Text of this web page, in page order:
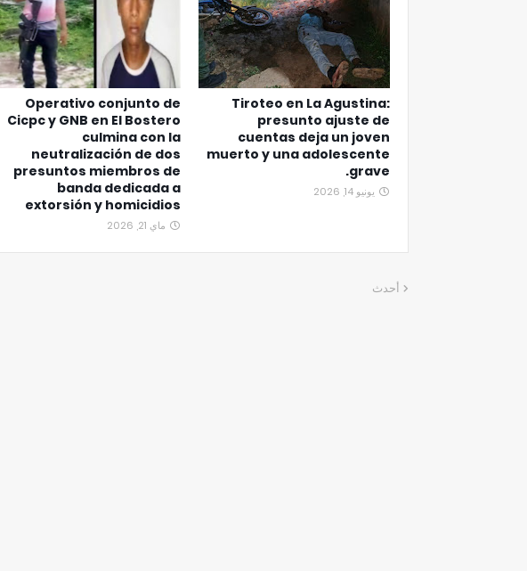
Tiroteo en La Agustina:
presunto ajuste de
cuentas deja un joven
muerto y una adolescente
grave.
يونيو 14, 2026
Operativo conjunto de
Cicpc y GNB en El Bostero
culmina con la
neutralización de dos
presuntos miembros de
banda dedicada a
extorsión y homicidios
ماي 21, 2026
أحدث